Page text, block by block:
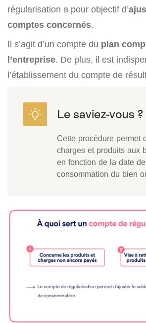
régularisation a pour objectif d’
comptes concernés.
Il s’agit d’un compte du plan
l’entreprise. De plus, il est
l’établissement du compte de
Cette procédure permet
charges et produits aux
en fonction de la date de
consommation du bien